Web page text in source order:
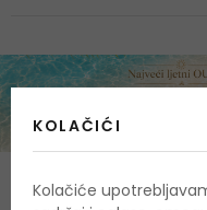
Sastav
KOLAČIĆI
Kolačiće